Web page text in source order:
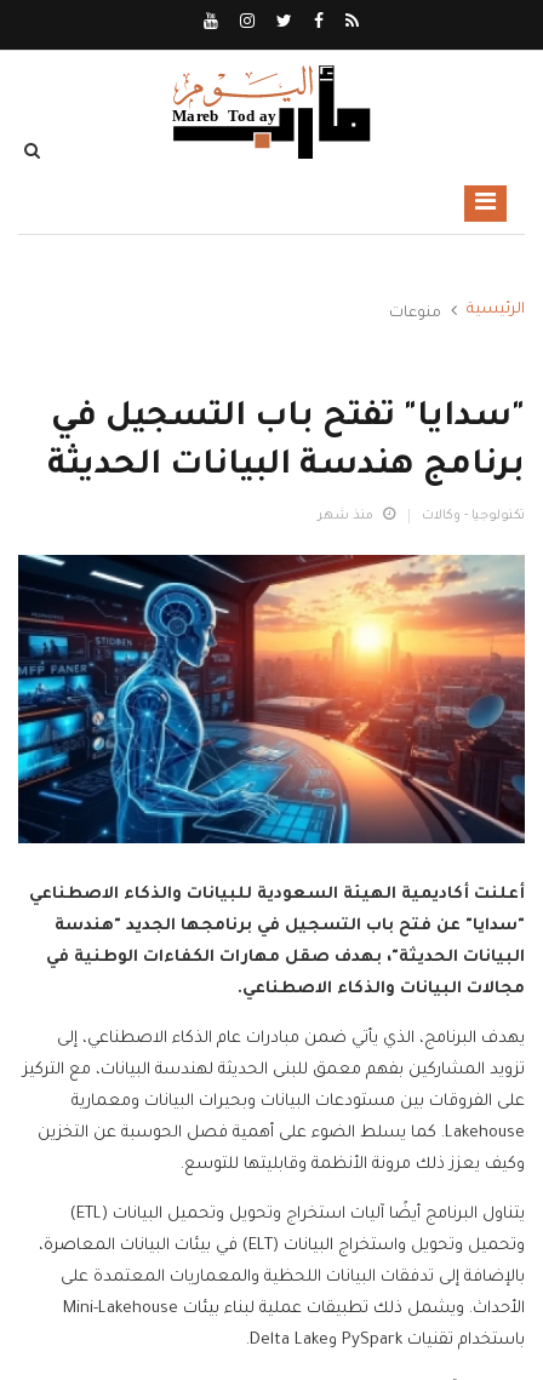
الرئيسية منوعات
"سدايا" تفتح باب التسجيل في
برنامج هندسة البيانات الحديثة
تكنولوجيا - وكالات منذ شهر
أعلنت أكاديمية الهيئة السعودية للبيانات والذكاء الاصطناعي
"سدايا" عن فتح باب التسجيل في برنامجها الجديد "هندسة
البيانات الحديثة"، بهدف صقل مهارات الكفاءات الوطنية في
مجالات البيانات والذكاء الاصطناعي.
يهدف البرنامج، الذي يأتي ضمن مبادرات عام الذكاء الاصطناعي، إلى
تزويد المشاركين بفهم معمق للبنى الحديثة لهندسة البيانات، مع التركيز
على الفروقات بين مستودعات البيانات وبحيرات البيانات ومعمارية
Lakehouse. كما يسلط الضوء على أهمية فصل الحوسبة عن التخزين
وكيف يعزز ذلك مرونة الأنظمة وقابليتها للتوسع.
يتناول البرنامج أيضًا آليات استخراج وتحويل وتحميل البيانات (ETL)
وتحميل وتحويل واستخراج البيانات (ELT) في بيئات البيانات المعاصرة،
بالإضافة إلى تدفقات البيانات اللحظية والمعماريات المعتمدة على
الأحداث. ويشمل ذلك تطبيقات عملية لبناء بيئات Mini-Lakehouse
باستخدام تقنيات PySpark وDelta Lake.